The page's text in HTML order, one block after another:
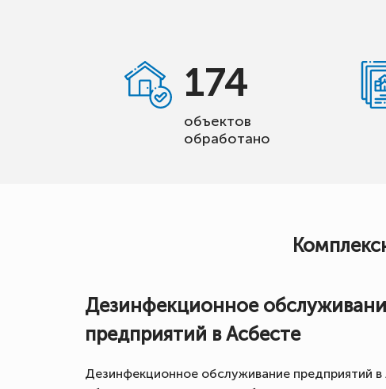
174
объектов
обработано
Дезинфекционное
предприятий в Асбесте
Дезинфекционное обслуживание предприятий в